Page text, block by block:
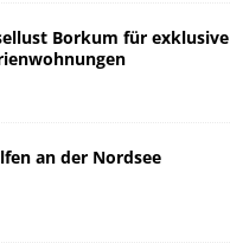
Borkum für exklusive
an der Nordsee